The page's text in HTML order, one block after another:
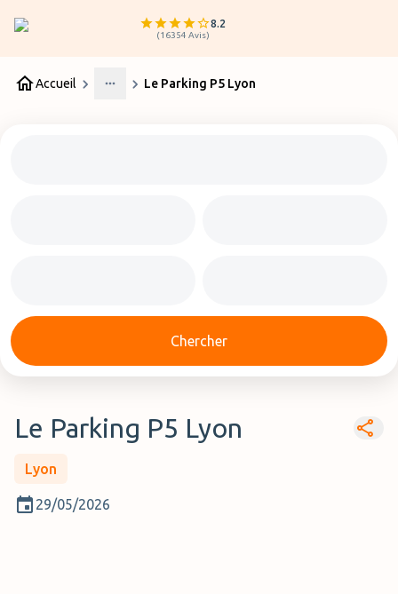
8.2
(16354 Avis)
Accueil
More
Le Parking P5 Lyon
Chercher
Le Parking P5 Lyon
Lyon
29/05/2026